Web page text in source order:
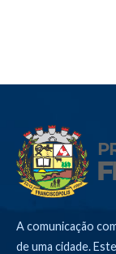
A comunicação
de uma cidade.